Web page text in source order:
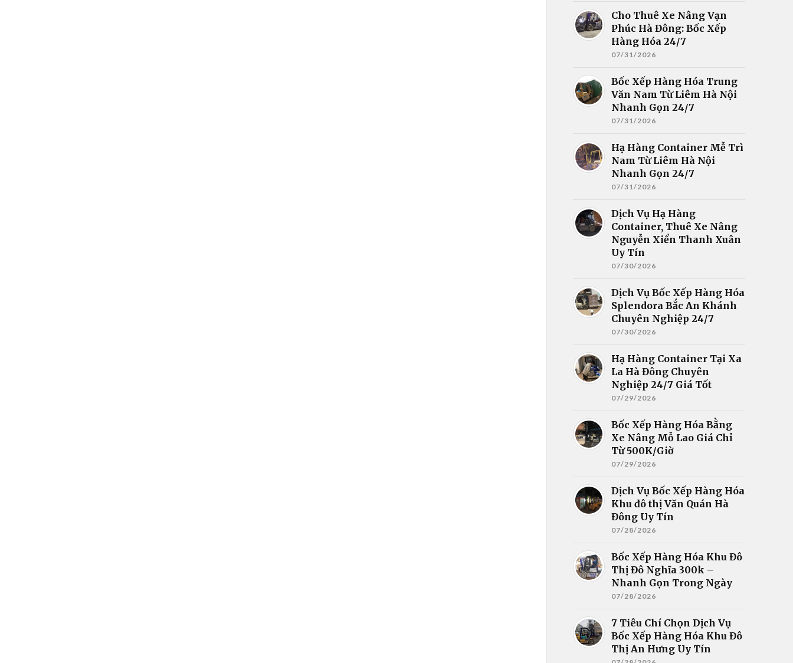
Cho Thuê Xe Nâng Vạn
Phúc Hà Đông: Bốc Xếp
Hàng Hóa 24/7
07/31/2026
Bốc Xếp Hàng Hóa Trung
Văn Nam Từ Liêm Hà Nội
Nhanh Gọn 24/7
07/31/2026
Hạ Hàng Container Mễ Trì
Nam Từ Liêm Hà Nội
Nhanh Gọn 24/7
07/31/2026
Dịch Vụ Hạ Hàng
Container, Thuê Xe Nâng
Nguyễn Xiển Thanh Xuân
Uy Tín
07/30/2026
Dịch Vụ Bốc Xếp Hàng Hóa
Splendora Bắc An Khánh
Chuyên Nghiệp 24/7
07/30/2026
Hạ Hàng Container Tại Xa
La Hà Đông Chuyên
Nghiệp 24/7 Giá Tốt
07/29/2026
Bốc Xếp Hàng Hóa Bằng
Xe Nâng Mỗ Lao Giá Chỉ
Từ 500K/Giờ
07/29/2026
Dịch Vụ Bốc Xếp Hàng Hóa
Khu đô thị Văn Quán Hà
Đông Uy Tín
07/28/2026
Bốc Xếp Hàng Hóa Khu Đô
Thị Đô Nghĩa 300k –
Nhanh Gọn Trong Ngày
07/28/2026
7 Tiêu Chí Chọn Dịch Vụ
Bốc Xếp Hàng Hóa Khu Đô
Thị An Hưng Uy Tín